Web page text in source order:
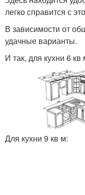
легко справится с
В зависимости от
удачные варианты.
И так, для кухни 6 кв
Для кухни 9 кв м: